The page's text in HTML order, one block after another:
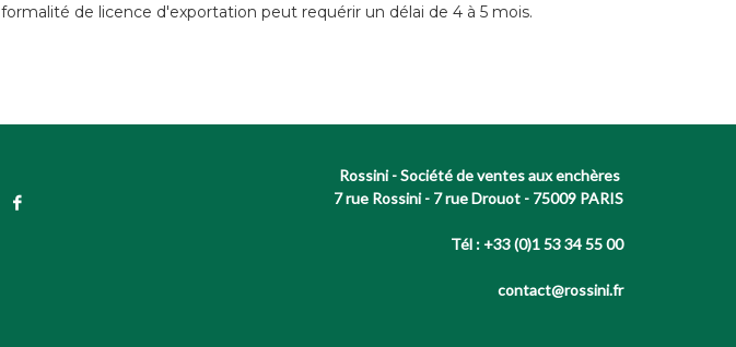
formalité de licence d'exportation peut requérir un délai de 4 à 5 mois.
Rossini - Société de ventes aux enchères
7 rue Rossini - 7 rue Drouot - 75009 PARIS
Tél : +33 (0)1 53 34 55 00
contact@rossini.fr